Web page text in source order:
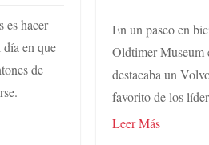
es hacer
en que
de
En un paseo en
Oldtimer
destacaba un
favorito de los
Leer Más